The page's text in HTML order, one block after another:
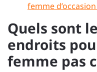
femme
Quels sont
endroits
femme pas